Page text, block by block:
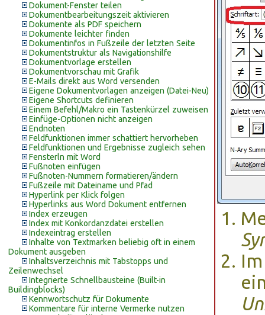
Dokument-Fenster teilen
Dokumentbearbeitungszeit aktivieren
Dokumente als PDF speichern
Dokumente leichter finden
Dokumentinfos in Fußzeile der letzten Seite
Dokumentstruktur als Navigationshilfe
Dokumentvorlage erstellen
Dokumentvorschau mit Grafik
E-Mails direkt aus Word versenden
Eigene Dokumentvorlagen anzeigen (Datei-Neu)
Eigene Shortcuts definieren
Einem Befehl/Makro ein Tastenkürzel zuweisen
Einfüge-Optionen nicht anzeigen
Endnoten
Feldfunktionen immer schattiert hervorheben
Feldfunktionen und Ergebnisse zugleich sehen
Fensterln mit Word
Fußnoten einfügen
Fußnoten-Nummern formatieren/ändern
Fußzeile mit Dateiname und Pfad
Hyperlink per Klick folgen
Hyperlinks aus Word Dokument entfernen
Index erzeugen
Index mit Konkordanzdatei erstellen
Indexeintrag erstellen
Inhalte von Textmarken beliebig oft in einem
Dokument ausgeben
Inhaltsverzeichnis mit Tabstopps und
Zeilenwechsel
Integrierte Schnellbausteine (Built-in
Buildingblocks)
Kennwortschutz für Dokumente
Kommentare für interne Vermerke nutzen